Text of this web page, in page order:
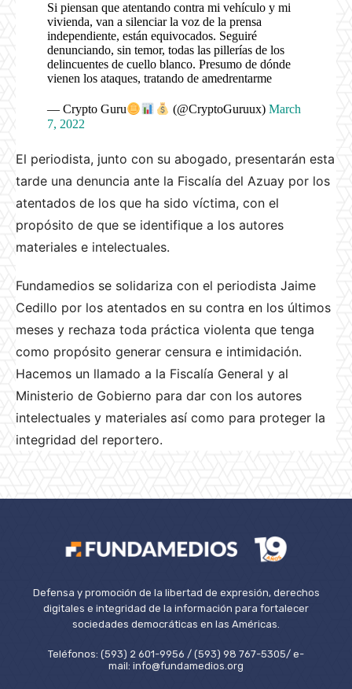
Si piensan que atentando contra mi vehículo y mi
vivienda, van a silenciar la voz de la prensa
independiente, están equivocados. Seguiré
denunciando, sin temor, todas las pillerías de los
delincuentes de cuello blanco. Presumo de dónde
vienen los ataques, tratando de amedrentarme
— Crypto Guru (@CryptoGuruux) March
7, 2022
El periodista, junto con su abogado, presentarán esta
tarde una denuncia ante la Fiscalía del Azuay por los
atentados de los que ha sido víctima, con el
propósito de que se identifique a los autores
materiales e intelectuales.
Fundamedios se solidariza con el periodista Jaime
Cedillo por los atentados en su contra en los últimos
meses y rechaza toda práctica violenta que tenga
como propósito generar censura e intimidación.
Hacemos un llamado a la Fiscalía General y al
Ministerio de Gobierno para dar con los autores
intelectuales y materiales así como para proteger la
integridad del reportero.
Defensa y promoción de la libertad de expresión, derechos
digitales e integridad de la información para fortalecer
sociedades democráticas en las Américas.
Teléfonos: (593) 2 601-9956 / (593) 98 767-5305/ e-
mail: info@fundamedios.org